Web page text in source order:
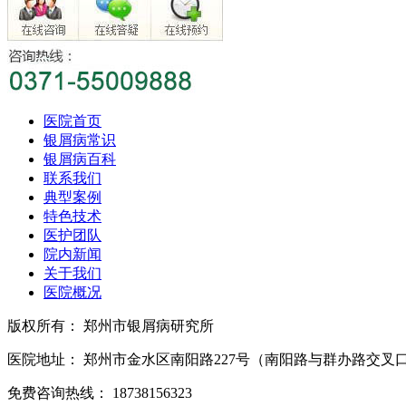
医院首页
银屑病常识
银屑病百科
联系我们
典型案例
特色技术
医护团队
院内新闻
关于我们
医院概况
版权所有： 郑州市银屑病研究所
医院地址： 郑州市金水区南阳路227号（南阳路与群办路交叉
免费咨询热线： 18738156323